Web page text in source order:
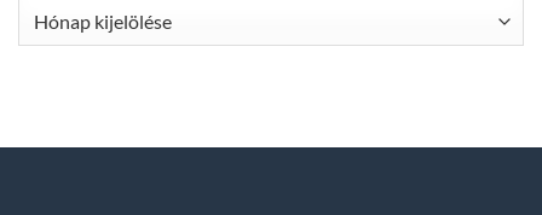
Archívum